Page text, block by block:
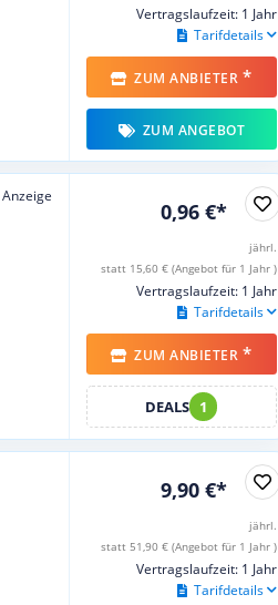
Vertragslaufzeit: 1 Jahr
Tarifdetails
ZUM ANBIETER *
ZUM ANGEBOT
Anzeige
0,96 €*
jährl.
statt 15,60 € (Angebot für 1 Jahr )
Vertragslaufzeit: 1 Jahr
Tarifdetails
ZUM ANBIETER *
DEALS 1
9,90 €*
jährl.
statt 51,90 € (Angebot für 1 Jahr )
Vertragslaufzeit: 1 Jahr
Tarifdetails